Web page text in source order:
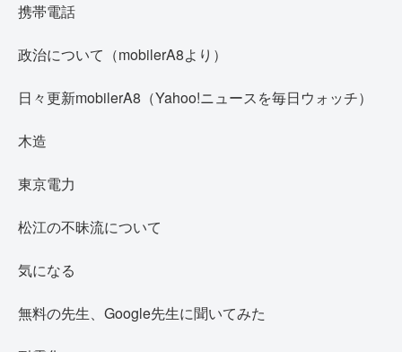
携帯電話
政治について（mobilerA8より）
日々更新mobilerA8（Yahoo!ニュースを毎日ウォッチ）
木造
東京電力
松江の不昧流について
気になる
無料の先生、Google先生に聞いてみた